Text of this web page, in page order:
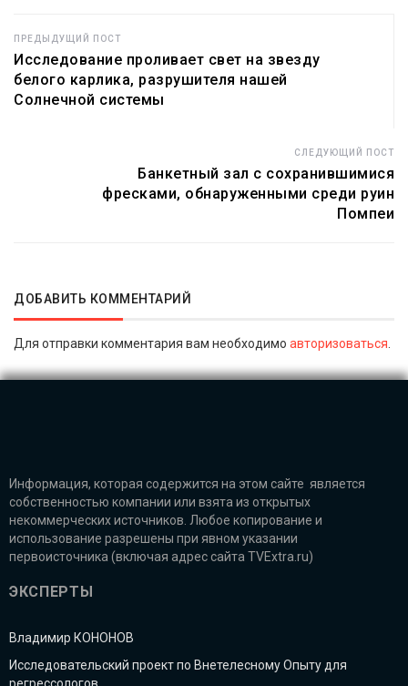
ПРЕДЫДУЩИЙ ПОСТ
Исследование проливает свет на звезду
белого карлика, разрушителя нашей
Солнечной системы
СЛЕДУЮЩИЙ ПОСТ
Банкетный зал с сохранившимися
фресками, обнаруженными среди руин
Помпеи
ДОБАВИТЬ КОММЕНТАРИЙ
Для отправки комментария вам необходимо авторизоваться
Информация, которая содержится на этом сайте является
собственностью компании или взята из открытых
некоммерческих источников. Любое копирование и
использование разрешены при явном указании
первоисточника (включая адрес сайта TVExtra.ru)
ЭКСПЕРТЫ
Владимир КОНОНОВ
Исследовательский проект по Внетелесному Опыту для